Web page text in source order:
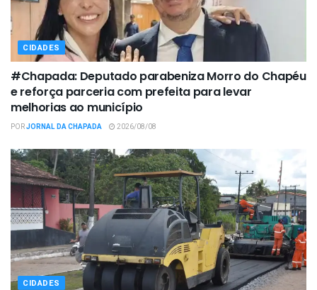
CIDADES
#Chapada: Deputado parabeniza Morro do Chapéu
e reforça parceria com prefeita para levar
melhorias ao município
PORJORNAL DA CHAPADA 2026/08/08
CIDADES